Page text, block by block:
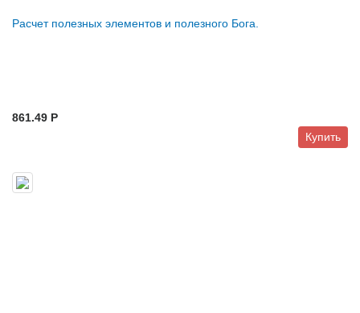
Расчет полезных элементов и полезного Бога.
861.49 P
Купить